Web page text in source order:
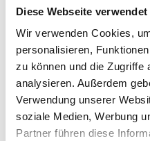
Diese Webseite
Wir verwenden Cookies,
personalisieren,
zu können und die Zugriffe
analysieren. Außerdem
Verwendung unserer
soziale Medien, Werbung
Partner führen diese
Interests
Family
Eco & Organic
Garden & hotel